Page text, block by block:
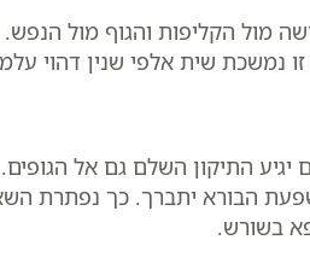
הקליפות והגוף מול הנפש.
נמשכת שית אלפי שנין דהוי
התיקון השלם גם אל
הבורא יתברך. כך נפתרת
בשורש.